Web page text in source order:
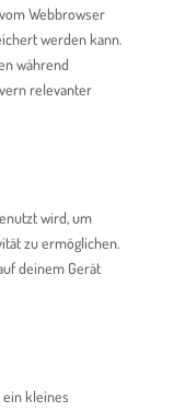
Webbrowser
werden kann.
während
relevanter
wird, um
zu ermöglichen.
deinem Gerät
ein kleines